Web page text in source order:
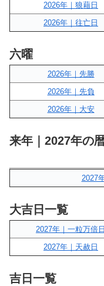
2026年｜狼藉日
2026年｜往亡日
六曜
2026年｜先勝
2026年｜先負
2026年｜大安
来年｜2027年の
2027
大吉日一覧
2027年｜一粒万倍日
2027年｜天赦日
吉日一覧